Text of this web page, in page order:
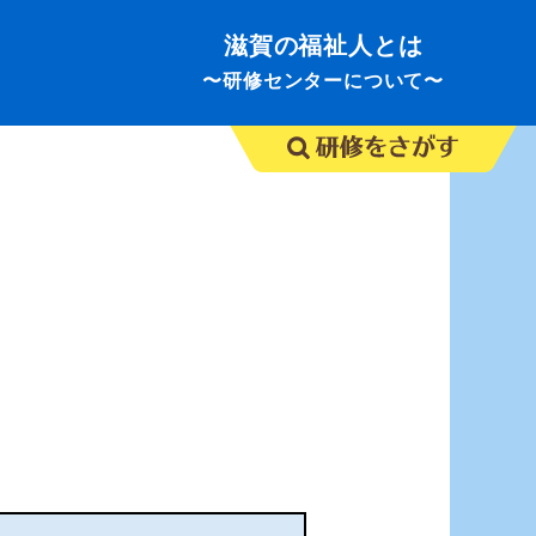
滋賀の福祉人とは
〜研修センターについて〜